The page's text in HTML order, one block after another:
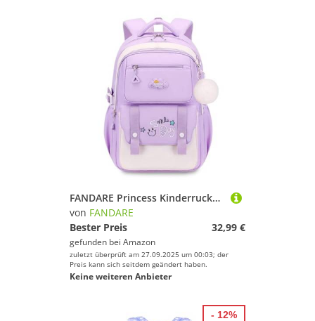
FANDARE Princess Kinderrucksack Mädchen Kinder Rucksack Back to School Rucksack Schulrucksack Teenager Tagesrucksack Schulranzen mit reflektierenden Streifen Schule Daypacks Jungen Büchertaschen Lila
von FANDARE
Bester Preis
32,99 €
gefunden bei Amazon
zuletzt überprüft am 27.09.2025 um 00:03; der
Preis kann sich seitdem geändert haben.
Keine weiteren Anbieter
- 12%